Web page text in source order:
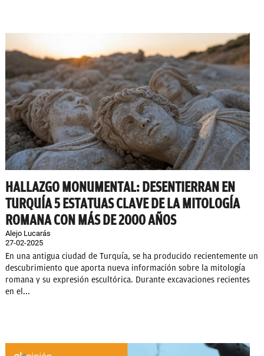
HALLAZGO MONUMENTAL: DESENTIERRAN EN
TURQUÍA 5 ESTATUAS CLAVE DE LA MITOLOGÍA
ROMANA CON MÁS DE 2000 AÑOS
Alejo Lucarás
27-02-2025
En una antigua ciudad de Turquía, se ha producido recientemente un
descubrimiento que aporta nueva información sobre la mitología
romana y su expresión escultórica. Durante excavaciones recientes
en el...